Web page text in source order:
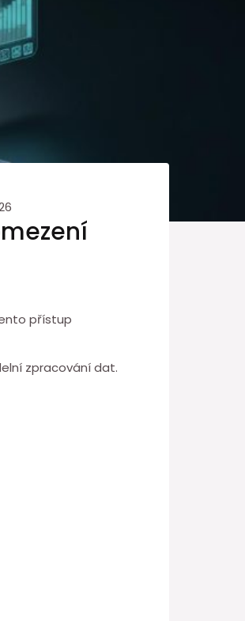
přístup
⁣zpracování dat.